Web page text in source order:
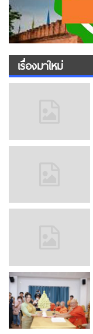
เรื่องมาใหม่